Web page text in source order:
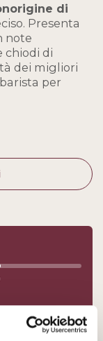
di
Presenta
note
chiodi di
dei migliori
per